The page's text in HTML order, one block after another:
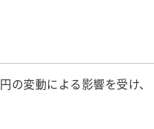
変動による影響を受け